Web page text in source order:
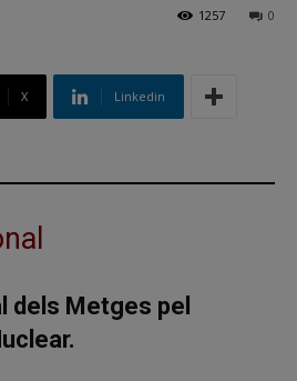
0
1257
X Linkedin
dels Metges pel